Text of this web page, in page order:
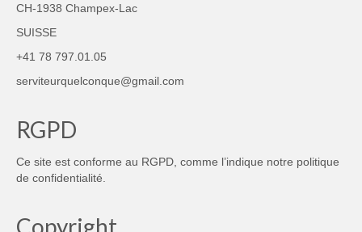
CH-1938 Champex-Lac
SUISSE
+41 78 797.01.05
serviteurquelconque@gmail.com
RGPD
Ce site est conforme au RGPD, comme l’indique notre politique
de confidentialité
Copyright